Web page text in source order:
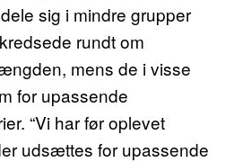
sig i mindre grupper
rundt om
mens de i visse
for upassende
“Vi har før oplevet
udsættes for upassende